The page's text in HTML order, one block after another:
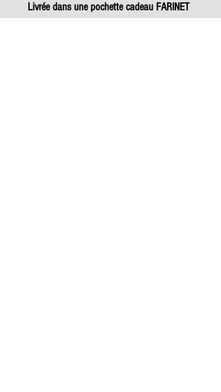
Livrée dans une pochette cadeau FARINET